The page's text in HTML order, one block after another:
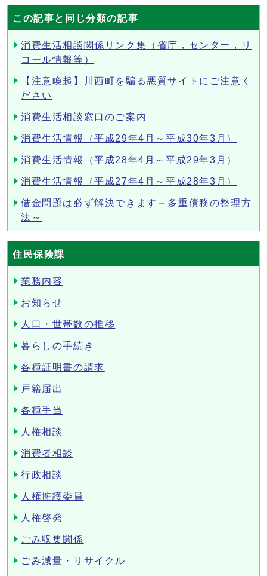
この記事と同じ分類の記事
消費生活相談関係リンク集（省庁，センター，リ
コール情報等）
【注意喚起】川西町を騙る悪質サイトにご注意く
ださい
消費生活相談窓口のご案内
消費生活情報（平成29年4月～平成30年3月）
消費生活情報（平成28年4月～平成29年3月）
消費生活情報（平成27年4月～平成28年3月）
借金問題は必ず解決できます～多重債務の整理方
法～
住民保険課
業務内容
お知らせ
人口・世帯数の推移
暮らしの手続き
各種証明書の請求
戸籍届出
各種手当
人権相談
消費者相談
行政相談
人権擁護委員
人権啓発
ごみ収集関係
ごみ減量・リサイクル